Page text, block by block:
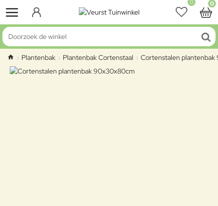
0 0
Doorzoek de winkel
home
Plantenbak Plantenbak Cortenstaal Cortenstalen